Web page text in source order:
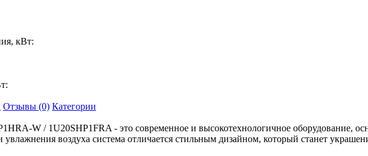
кВт:
Отзывы (0) Категории
W / 1U20SHP1FRA - это современное и высокотехнологичное
воздуха система отличается стильным дизайном, который станет